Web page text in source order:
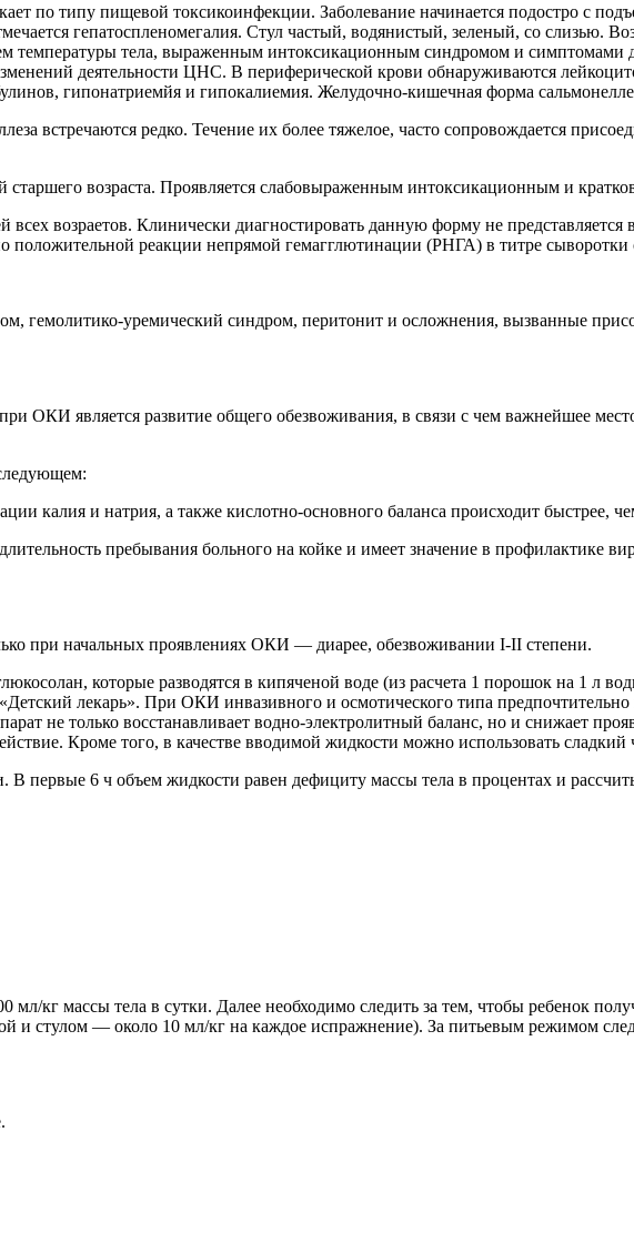
по типу пищевой токсикоинфекции. Заболевание начинается подостро с
гепатоспленомегалия. Стул частый, водянистый, зеленый, со слизью.
температуры тела, выраженным интоксикационным синдромом и симптомами
деятельности ЦНС. В периферической крови обнаруживаются
гипонатриемйя и гипокалиемия. Желудочно-кишечная форма
встречаются редко. Течение их более тяжелое, часто сопровождается
старшего возраста. Проявляется слабовыраженным интоксикационным и
возраетов. Клинически диагностировать данную форму не представляется
положительной реакции непрямой гемагглютинации (РНГА) в титре
гемолитико-уремический синдром, перитонит и осложнения, вызванные
ОКИ является развитие общего обезвоживания, в связи с чем важнейшее
калия и натрия, а также кислотно-основного баланса происходит быстрее,
пребывания больного на койке и имеет значение в профилактике
при начальных проявлениях ОКИ — диарее, обезвоживании I-II степени.
которые разводятся в кипяченой воде (из расчета 1 порошок на 1 л
лекарь». При ОКИ инвазивного и осмотического типа предпочтительно
не только восстанавливает водно-электролитный баланс, но и снижает
Кроме того, в качестве вводимой жидкости можно использовать
первые 6 ч объем жидкости равен дефициту массы тела в процентах и
кг массы тела в сутки. Далее необходимо следить за тем, чтобы ребенок
и стулом — около 10 мл/кг на каждое испражнение). За питьевым режимом